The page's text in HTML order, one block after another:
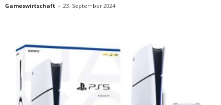
Gameswirtschaft - 23. September 2024